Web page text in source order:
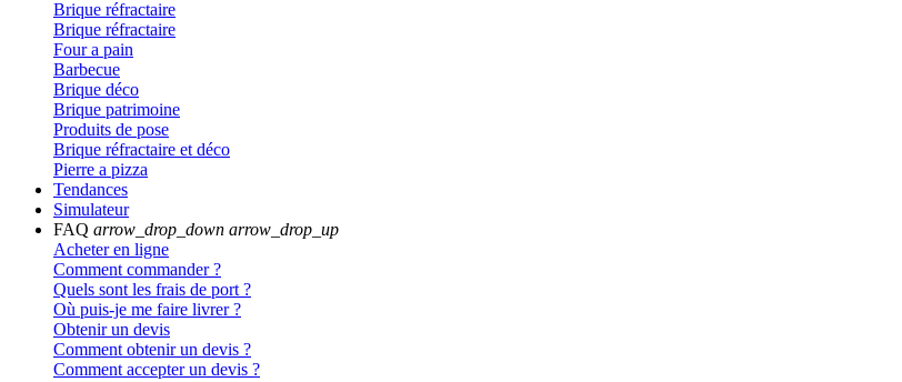
Brique réfractaire
Brique réfractaire
Four a pain
Barbecue
Brique déco
Brique patrimoine
Produits de pose
Brique réfractaire et déco
Pierre a pizza
Tendances
Simulateur
FAQ arrow_drop_down arrow_drop_up
Acheter en ligne
Comment commander ?
Quels sont les frais de port ?
Où puis-je me faire livrer ?
Obtenir un devis
Comment obtenir un devis ?
Comment accepter un devis ?